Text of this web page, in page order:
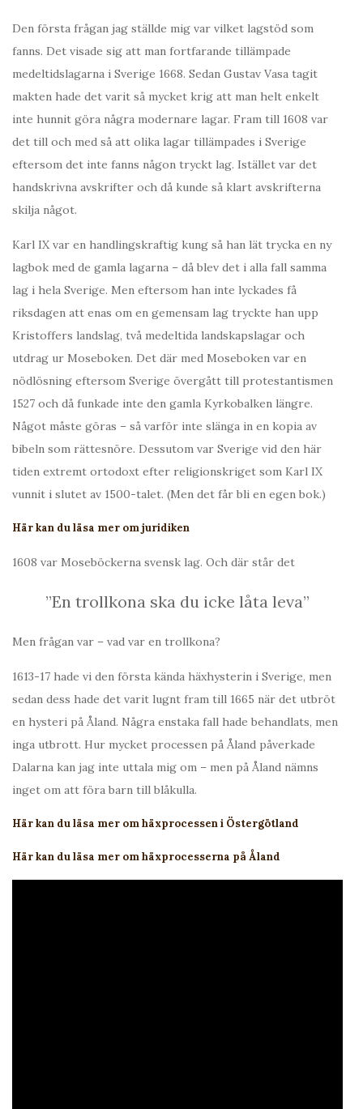
Den första frågan jag ställde mig var vilket lagstöd som
fanns. Det visade sig att man fortfarande tillämpade
medeltidslagarna i Sverige 1668. Sedan Gustav Vasa tagit
makten hade det varit så mycket krig att man helt enkelt
inte hunnit göra några modernare lagar. Fram till 1608 var
det till och med så att olika lagar tillämpades i Sverige
eftersom det inte fanns någon tryckt lag. Istället var det
handskrivna avskrifter och då kunde så klart avskrifterna
skilja något.
Karl IX var en handlingskraftig kung så han lät trycka en ny
lagbok med de gamla lagarna – då blev det i alla fall samma
lag i hela Sverige. Men eftersom han inte lyckades få
riksdagen att enas om en gemensam lag tryckte han upp
Kristoffers landslag, två medeltida landskapslagar och
utdrag ur Moseboken. Det där med Moseboken var en
nödlösning eftersom Sverige övergått till protestantismen
1527 och då funkade inte den gamla Kyrkobalken längre.
Något måste göras – så varför inte slänga in en kopia av
bibeln som rättesnöre. Dessutom var Sverige vid den här
tiden extremt ortodoxt efter religionskriget som Karl IX
vunnit i slutet av 1500-talet. (Men det får bli en egen bok.)
Här kan du läsa mer om juridiken
1608 var Moseböckerna svensk lag. Och där står det
”En trollkona ska du icke låta leva”
Men frågan var – vad var en trollkona?
1613-17 hade vi den första kända häxhysterin i Sverige, men
sedan dess hade det varit lugnt fram till 1665 när det utbröt
en hysteri på Åland. Några enstaka fall hade behandlats, men
inga utbrott. Hur mycket processen på Åland påverkade
Dalarna kan jag inte uttala mig om – men på Åland nämns
inget om att föra barn till blåkulla.
Här kan du läsa mer om häxprocessen i Östergötland
Här kan du läsa mer om häxprocesserna på Åland